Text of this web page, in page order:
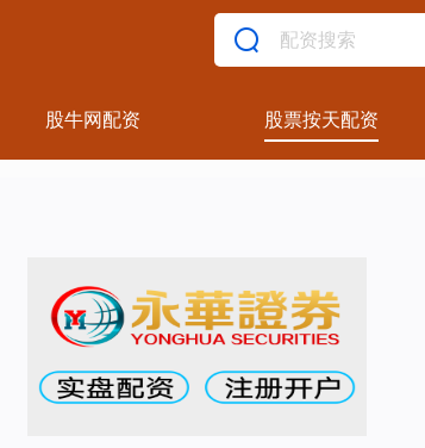
股牛网配资 股票按天配资